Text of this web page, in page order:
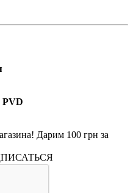
PVD
Дарим 100 грн за